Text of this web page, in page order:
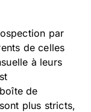
par
de celles
à leurs
de
plus stricts,